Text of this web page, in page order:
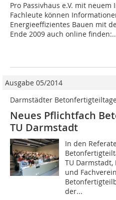
Pro Passivhaus e.V. mit
Fachleute können
Energieeffizientes Bauen mit
Ende 2009 auch online
Ausgabe 05/2014
Darmstädter
Neues Pflichtfach
TU Darmstadt
In den
TU Darmstadt,
und
der...